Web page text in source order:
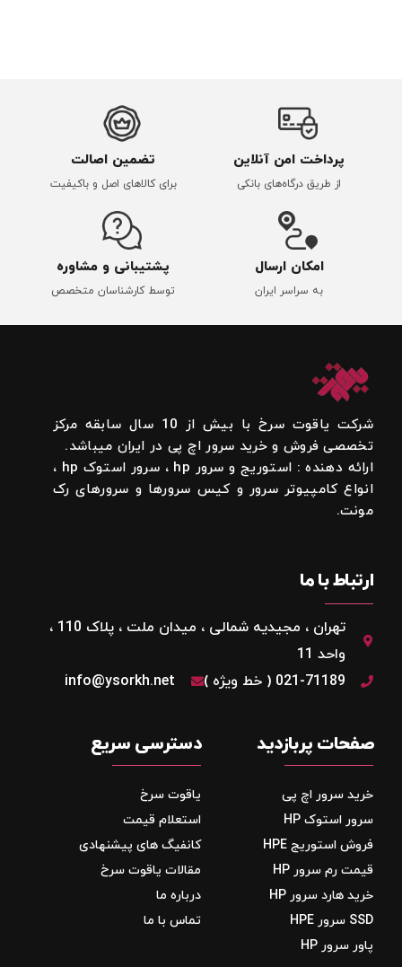
پرداخت امن آنلاین
از طریق درگاه‌های بانکی
تضمین اصالت
برای کالاهای اصل و باکیفیت
امکان ارسال
به سراسر ایران
پشتیبانی و مشاوره
توسط کارشناسان متخصص
شرکت یاقوت سرخ با بیش از 10 سال سابقه مرکز
تخصصی فروش و خرید سرور اچ پی در ایران میباشد.
ارائه دهنده : استوریج و سرور hp ، سرور استوک hp ،
انواع کامپیوتر سرور و کیس سرورها و سرورهای رک
مونت.
ارتباط با ما
تهران ، مجیدیه شمالی ، میدان ملت ، پلاک 110 ،
واحد 11
021-71189 ( خط ویژه )
info@ysorkh.net
صفحات پربازدید
خرید سرور اچ پی
سرور استوک HP
فروش استوریج‌ HPE
قیمت رم سرور HP
خرید هارد سرور HP
SSD سرور HPE
پاور سرور HP
دسترسی سریع
یاقوت سرخ
استعلام قیمت
کانفیگ های پیشنهادی
مقالات یاقوت سرخ
درباره ما
تماس با ما